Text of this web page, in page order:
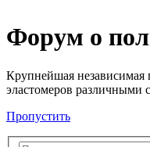
Форум о
Крупнейшая независимая
эластомеров различными
Пропустить